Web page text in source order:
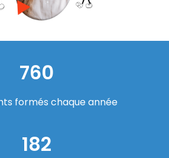
760
formés chaque année
182